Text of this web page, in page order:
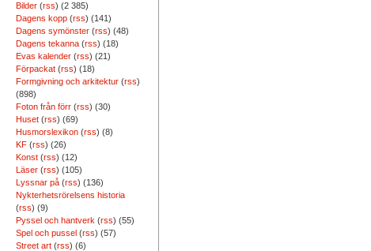
Bilder(rss) (2 385)
Dagens kopp(rss) (141)
Dagens symönster(rss) (48)
Dagens tekanna(rss) (18)
Evas kalender(rss) (21)
Förpackat(rss) (18)
Formgivning och arkitektur(rss)
(898)
Foton från förr(rss) (30)
Huset(rss) (69)
Husmorslexikon(rss) (8)
KF(rss) (26)
Konst(rss) (12)
Läser(rss) (105)
Lyssnar på(rss) (136)
Nykterhetsrörelsens historia
(rss) (9)
Pyssel och hantverk (rss) (55)
Spel och pussel(rss) (57)
Street art(rss) (6)